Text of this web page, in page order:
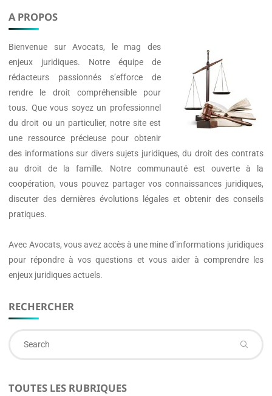
A PROPOS
Bienvenue surAvocats, le mag des
enjeux juridiques. Notre équipe de
rédacteurs passionnés s’efforce de
rendre le droit compréhensible pour
tous. Que vous soyez un professionnel
du droit ou un particulier, notre site est
une ressource précieuse pour obtenir
des informations sur divers sujets juridiques, du droit des contrats
au droit de la famille. Notre communauté est ouverte à la
coopération, vous pouvez partager vos connaissances juridiques,
discuter des dernières évolutions légales et obtenir des conseils
pratiques.
Avec Avocats, vous avez accès à une mine d’informations juridiques
pour répondre à vos questions et vous aider à comprendre les
enjeux juridiques actuels.
RECHERCHER
TOUTES LES RUBRIQUES